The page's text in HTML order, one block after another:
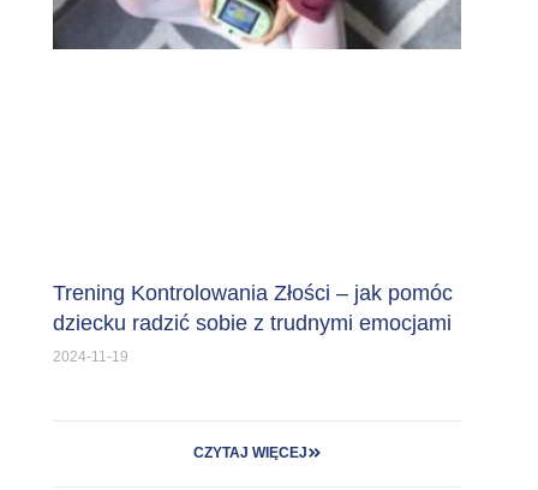
Trening Kontrolowania Złości – jak pomóc
dziecku radzić sobie z trudnymi emocjami
2024-11-19
CZYTAJ WIĘCEJ